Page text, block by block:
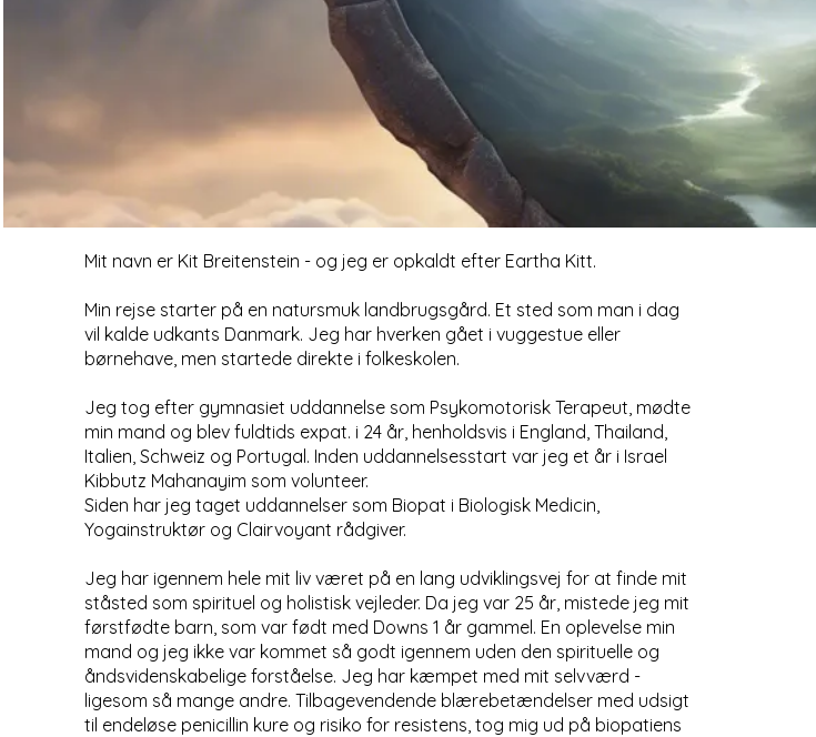
Mit navn er Kit Breitenstein - og jeg er opkaldt efter Eartha Kitt.
Min rejse starter på en natursmuk landbrugsgård. Et sted som man i dag
vil kalde udkants Danmark. Jeg har hverken gået i vuggestue eller
børnehave, men startede direkte i folkeskolen.
Jeg tog efter gymnasiet uddannelse som Psykomotorisk Terapeut, mødte
min mand og blev fuldtids expat. i 24 år, henholdsvis i England, Thailand,
Italien, Schweiz og Portugal. Inden uddannelsesstart var jeg et år i Israel
Kibbutz Mahanayim som volunteer.
Siden har jeg taget uddannelser som Biopat i Biologisk Medicin,
Yogainstruktør og Clairvoyant rådgiver.
Jeg har igennem hele mit liv været på en lang udviklingsvej for at finde mit
ståsted som spirituel og holistisk vejleder. Da jeg var 25 år, mistede jeg mit
førstfødte barn, som var født med Downs 1 år gammel. En oplevelse min
mand og jeg ikke var kommet så godt igennem uden den spirituelle og
åndsvidenskabelige forståelse. Jeg har kæmpet med mit selvværd -
ligesom så mange andre. Tilbagevendende blærebetændelser med udsigt
til endeløse penicillin kure og risiko for resistens, tog mig ud på biopatiens